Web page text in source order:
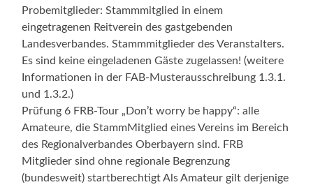
Probemitglieder: Stammmitglied in einem
eingetragenen Reitverein des gastgebenden
Landesverbandes. Stammmitglieder des Veranstalters.
Es sind keine eingeladenen Gäste zugelassen! (weitere
Informationen in der FAB-Musterausschreibung 1.3.1.
und 1.3.2.)
Prüfung 6 FRB-Tour „Don’t worry be happy“: alle
Amateure, die Stamm­Mitglied eines Vereins im Bereich
des Regionalverbandes Oberbayern sind. FRB
Mitglieder sind ohne regionale Begrenzung
(bundesweit) startberechtigt Als Amateur gilt derjenige